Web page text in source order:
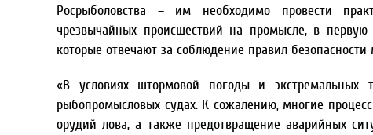
Росрыболовства – им необходимо провести
чрезвычайных происшествий на промысле, в
которые отвечают за соблюдение правил безопасности
«В условиях штормовой погоды и экстремальных
рыбопромысловых судах. К сожалению, многие
орудий лова, а также предотвращение аварийных